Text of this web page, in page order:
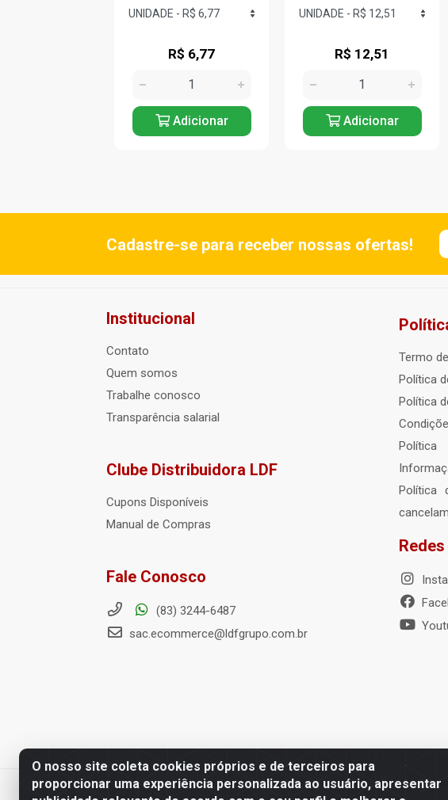
R$ 6,77
Adicionar
R$ 12,51
Adicionar
O nosso site coleta cookies próprios e de terceiros para
proporcionar uma experiência personalizada ao usuário, apresentar
Cadastre-se para receber nossas ofertas!
Institucional
Contato
Quem somos
Trabalhe conosco
Transparência salarial
Clube Distribuidora LDF
Cupons Disponíveis
Manual de Compras
Fale Conosco
(83) 3244-6487
sac.ecommerce@ldfgrupo.com.br
Termo
Política
Política
Política
LDF Home Center - R. Hortência Helena Amorim